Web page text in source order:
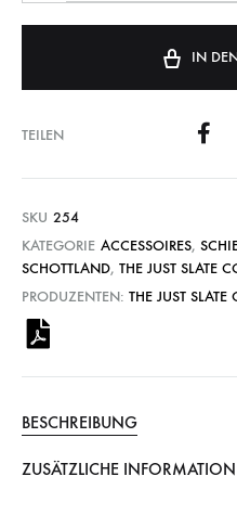
IN
TEILEN
SKU 254
KATEGORIE ACCESSOIRES,
SCHOTTLAND, THE JUST SLATE
PRODUZENTEN: THE JUST
BESCHREIBUNG
ZUSÄTZLICHE INFORMATION